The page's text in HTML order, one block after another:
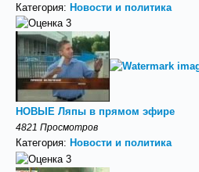
Категория: Новости и политика
НОВЫЕ Ляпы в прямом эфире
4821 Просмотров
Категория: Новости и политика